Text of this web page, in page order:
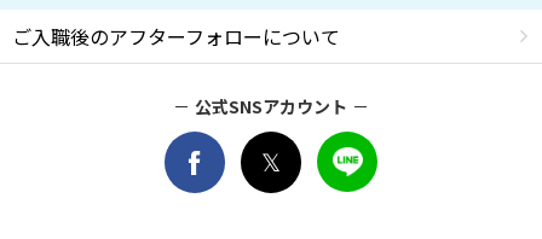
ご入職後のアフターフォローについて
公式SNSアカウント